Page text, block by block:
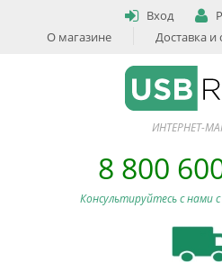
Вход
О магазине
Доставка и
ИНТЕРНЕТ-
8 800
Консультируйтесь с нами